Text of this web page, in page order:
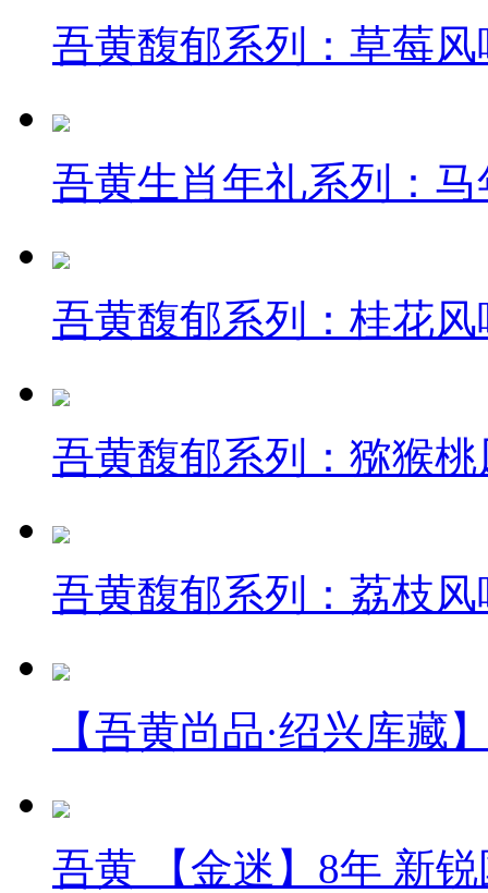
吾黄馥郁系列：草莓
吾黄生肖年礼系列：
吾黄馥郁系列：桂花
吾黄馥郁系列：猕猴
吾黄馥郁系列：荔枝
【吾黄尚品·绍兴库藏
吾黄 【金迷】8年 新